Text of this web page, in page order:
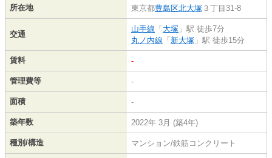
所在地 東京都豊島区北大塚 ３丁目31-8
交通
山手線 「 大塚 」駅 徒歩7分
丸ノ内線 「 新大塚 」駅 徒歩15分
賃料 -
管理費等 -
面積 -
築年数 2022年 3月 (築4年)
種別/構造 マンション/鉄筋コンクリート